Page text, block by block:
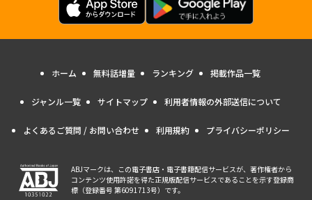
ホーム 無料話増量 ランキング 掲載作品一覧
ジャンル一覧 サイトマップ 利用者情報の外部送信について
よくあるご質問 / お問い合わせ 利用規約 プライバシーポリシー
ABJマークは、この電子書店・電子書籍配信サービスが、著作権者から
コンテンツ使用許諾を得た正規版配信サービスであることを示す登録商
標（登録番号 第6091713号）です。